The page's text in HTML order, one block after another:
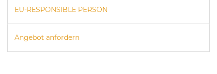
EU-RESPONSIBLE PERSON
Angebot anfordern